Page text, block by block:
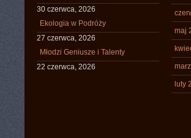
30 czerwca, 2026
Ekologia w Podróży
27 czerwca, 2026
Młodzi Geniusze i Talenty
22 czerwca, 2026
maj
luty